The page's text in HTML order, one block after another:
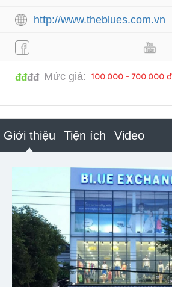
http://www.theblues.com.vn
đđđđ Mức giá: 100.000 - 700.000 đ
Giới thiệu Tiện ích Video